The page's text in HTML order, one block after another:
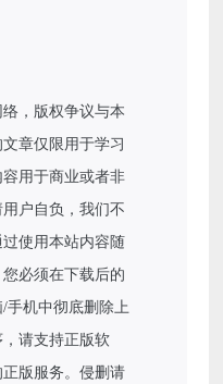
，版权争议与本
章仅限用于学习
用于商业或者非
户自负，我们不
使用本站内容随
必须在下载后的
手机中彻底删除上
请支持正版软
版服务。侵删请